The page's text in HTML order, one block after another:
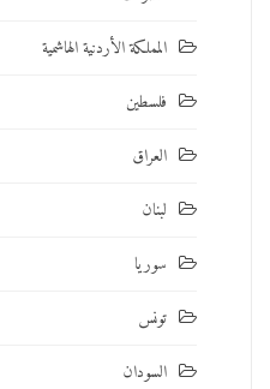
المملكة الأردنية الهاشمية
فلسطين
العراق
لبنان
سوريا
تونس
السودان